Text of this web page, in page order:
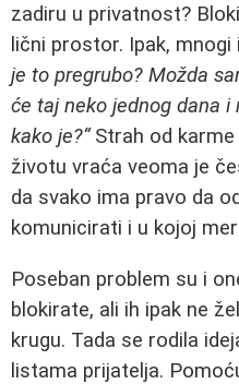
zadiru u privatnost?
lični prostor. Ipak,
je to pregrubo? Možda
će taj neko jednog dana
kako je?“Strah od karme
životu vraća veoma je
da svako ima pravo da
komunicirati i u kojoj
Poseban problem su i
blokirate, ali ih ipak ne
krugu. Tada se rodila
listama prijatelja.